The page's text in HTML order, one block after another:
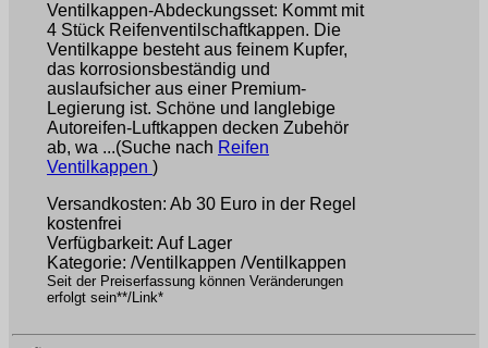
Ventilkappen-Abdeckungsset: Kommt mit
4 Stück Reifenventilschaftkappen. Die
Ventilkappe besteht aus feinem Kupfer,
das korrosionsbeständig und
auslaufsicher aus einer Premium-
Legierung ist. Schöne und langlebige
Autoreifen-Luftkappen decken Zubehör
ab, wa ...(Suche nach Reifen
Ventilkappen )
Versandkosten: Ab 30 Euro in der Regel
kostenfrei
Verfügbarkeit: Auf Lager
Kategorie: /Ventilkappen /Ventilkappen
Seit der Preiserfassung können Veränderungen
erfolgt sein**/Link*